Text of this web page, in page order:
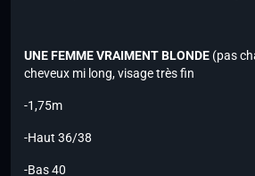
UNE FEMME VRAIMENT BLONDE (pas
cheveux mi long, visage très fin
-1,75m
-Haut 36/38
-Bas 40